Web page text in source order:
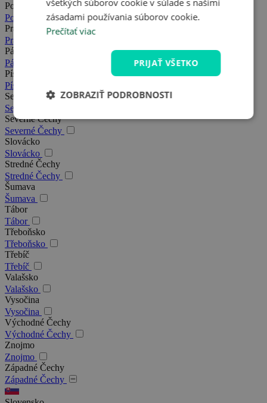
Posázavie
Posázavie
Praha
Praha
Pálava
Pálava
Písek
Písek
Severná Morava
Severná Morava
Severné Čechy
Severné Čechy
Slovácko
Slovácko
Stredné Čechy
Stredné Čechy
Šumava
Šumava
Tábor
Tábor
Třeboňsko
Třeboňsko
Třebíč
Třebíč
Valašsko
Valašsko
Vysočina
Vysočina
Východné Čechy
Východné Čechy
Znojmo
Znojmo
Západné Čechy
Západné Čechy
všetkých súborov cookie v súlade s našimi
zásadami používania súborov cookie.
Prečítať viac
PRIJAŤ VŠETKO
ZOBRAZIŤ PODROBNOSTI